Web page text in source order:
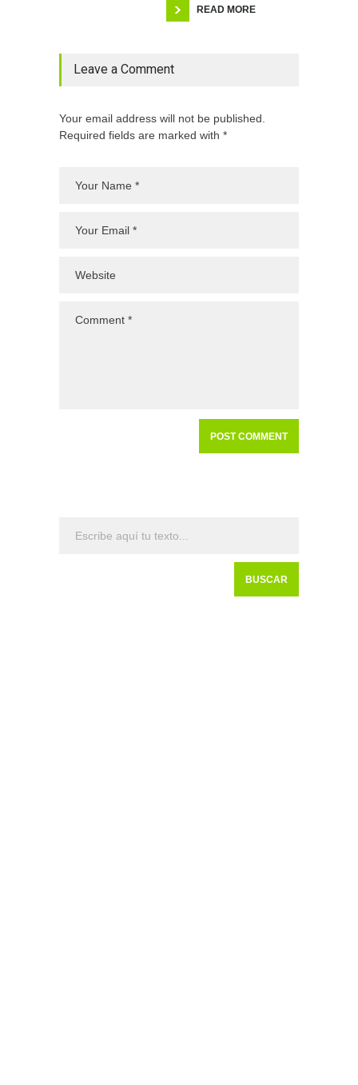
READ MORE
Leave a Comment
Your email address will not be published.
Required fields are marked with *